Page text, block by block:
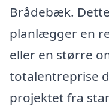
Brådebæk.
planlægger en
eller en større
totalentreprise
projektet fra